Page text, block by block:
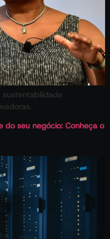
sustentabilidade
do seu negócio: Conheça o